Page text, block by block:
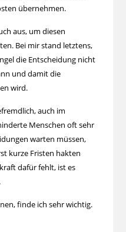
übernehmen.
aus, um diesen
Bei mir stand letztens,
die Entscheidung nicht
und damit die
wird.
auch im
Menschen oft sehr
warten müssen,
kurze Fristen hakten
dafür fehlt, ist es
finde ich sehr wichtig.